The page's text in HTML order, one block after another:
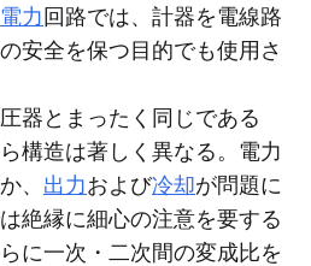
電力 回路では、計器を電線路
安全を保つ目的でも使用さ
器とまったく同じである
構造は著しく異なる。電力
、 出力および冷却が問題に
絶縁に細心の注意を要する
に一次・二次間の変成比を